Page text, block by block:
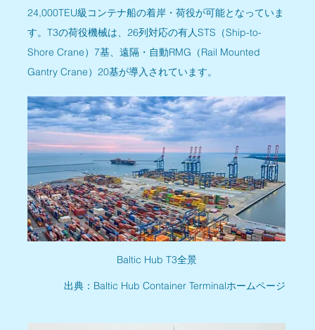
24,000TEU級コンテナ船の着岸・荷役が可能となっていま
す。T3の荷役機械は、26列対応の有人STS（Ship-to-
Shore Crane）7基、遠隔・自動RMG（Rail Mounted
Gantry Crane）20基が導入されています。
Baltic Hub T3全景
出典：Baltic Hub Container Terminalホームページ